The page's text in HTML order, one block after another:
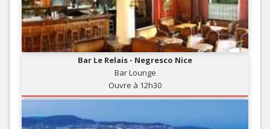
Bar Le Relais - Negresco Nice
Bar Lounge
Ouvre à 12h30